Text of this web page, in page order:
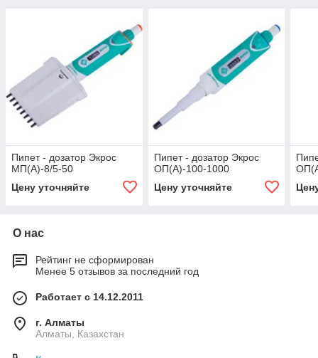
Пипет - дозатор Экрос
МП(А)-8/5-50
Цену уточняйте
Пипет - дозатор Экрос
ОП(А)-100-1000
Цену уточняйте
О нас
Рейтинг не сформирован
Менее 5 отзывов за последний год
Работает с 14.12.2011
г. Алматы
Алматы, Казахстан